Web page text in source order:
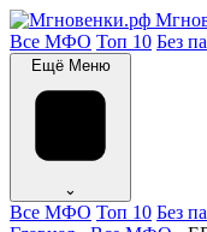
Все МФО Топ 10 Без
Ещё Меню
⌄
Все МФО Топ 10 Без